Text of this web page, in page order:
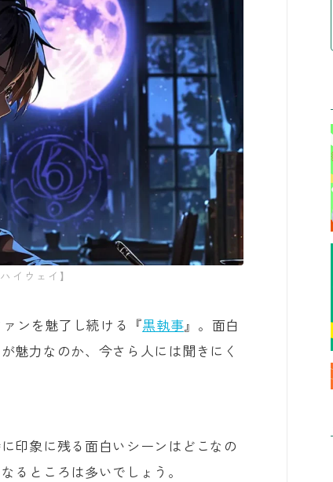
みいちゃんと山田さん
作戦名は純情
枯れた花に涙を
よくある令嬢転生だと思ったのに
薬屋のひとりごと
黒執事
オフィスの彼女
ある日お姫様になってしまった件につい
イウェイ】
ンを魅了し続ける『黒執事』。面白
魅力なのか、今さら人には聞きにく
印象に残る面白いシーンはどこなの
るところは多いでしょう。